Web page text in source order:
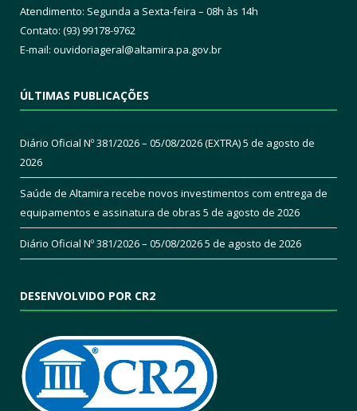
Atendimento: Segunda a Sexta-feira – 08h às 14h
Contato: (93) 99178-9762
E-mail: ouvidoriageral@altamira.pa.gov.br
ÚLTIMAS PUBLICAÇÕES
Diário Oficial Nº 381/2026 – 05/08/2026 (EXTRA)5 de agosto de
2026
Saúde de Altamira recebe novos investimentos com entrega de
equipamentos e assinatura de obras 5 de agosto de 2026
Diário Oficial Nº 381/2026 – 05/08/20265 de agosto de 2026
DESENVOLVIDO POR CR2